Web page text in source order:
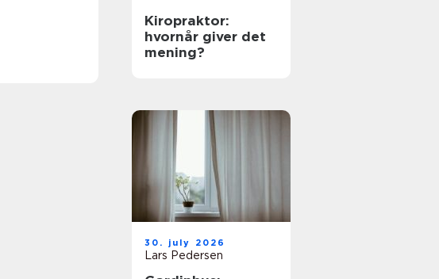
Kiropraktor:
hvornår giver det
mening?
30. july 2026
Lars Pedersen